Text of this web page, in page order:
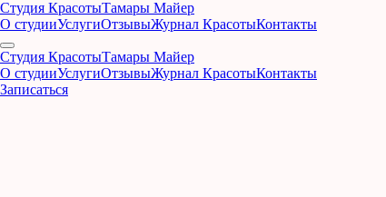
Студия КрасотыТамары Майер
О студииУслугиОтзывыЖурнал КрасотыКонтакты
Студия КрасотыТамары Майер
О студииУслугиОтзывыЖурнал КрасотыКонтакты
Записаться